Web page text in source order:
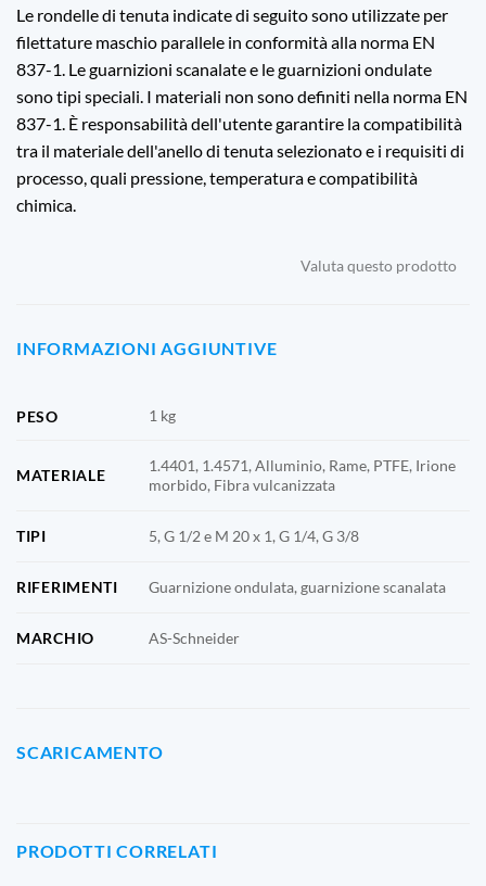
Le rondelle di tenuta indicate di seguito sono utilizzate per
filettature maschio parallele in conformità alla norma EN
837-1. Le guarnizioni scanalate e le guarnizioni ondulate
sono tipi speciali. I materiali non sono definiti nella norma EN
837-1. È responsabilità dell'utente garantire la compatibilità
tra il materiale dell'anello di tenuta selezionato e i requisiti di
processo, quali pressione, temperatura e compatibilità
chimica.
Valuta questo prodotto
INFORMAZIONI AGGIUNTIVE
PESO 1 kg
MATERIALE
1.4401, 1.4571, Alluminio, Rame, PTFE, Irione
morbido, Fibra vulcanizzata
TIPI 5, G 1/2 e M 20 x 1, G 1/4, G 3/8
RIFERIMENTI Guarnizione ondulata, guarnizione scanalata
MARCHIO AS-Schneider
SCARICAMENTO
PRODOTTI CORRELATI